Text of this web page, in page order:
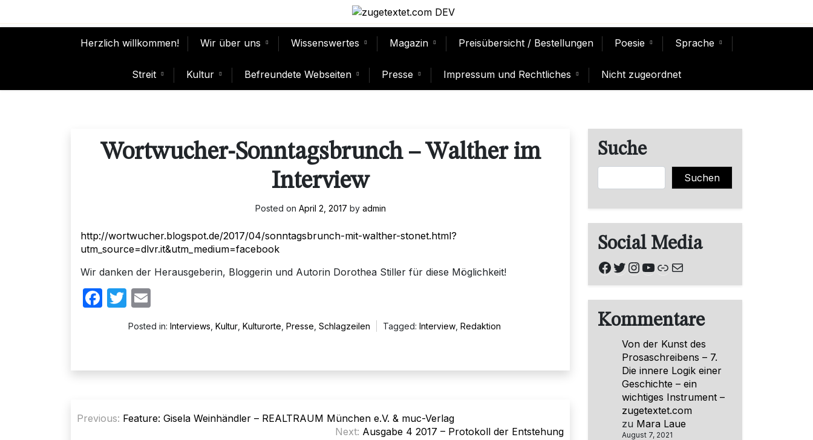
Herzlich willkommen! Wir über uns Wissenswertes Magazin Preisübersicht / Bestellungen Poesie Sprache
Streit Kultur Befreundete Webseiten Presse Impressum und Rechtliches Nicht zugeordnet
Wortwucher-Sonntagsbrunch – Walther im
Interview
Posted on April 2, 2017 by admin
http://wortwucher.blogspot.de/2017/04/sonntagsbrunch-mit-walther-stonet.html?
utm_source=dlvr.it&utm_medium=facebook
Wir danken der Herausgeberin, Bloggerin und Autorin Dorothea Stiller für diese Möglichkeit!
Facebook
Twitter
Posted in: Interviews Kultur, Kulturorte Presse Schlagzeilen Tagged: Interview, Redaktion
Beitragsnavigation
Previous: Feature: Gisela Weinhändler – REALTRAUM München e.V. & muc-Verlag
Next: Ausgabe 4 2017 – Protokoll der Entstehung
Suche
Suchen Suchen
Social Media
Facebook
Twitter
Instagram
YouTube
Link
E-Mail
Kommentare
Von der Kunst des
Prosaschreibens – 7.
Die innere Logik einer
Geschichte – ein
wichtiges Instrument –
zugetextet.com
zu Mara Laue
August 7, 2021